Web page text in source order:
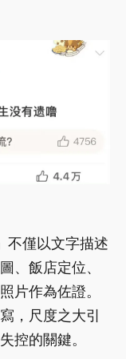
不僅以文字描述
、飯店定位、
片作為佐證。
，尺度之大引
控的關鍵。